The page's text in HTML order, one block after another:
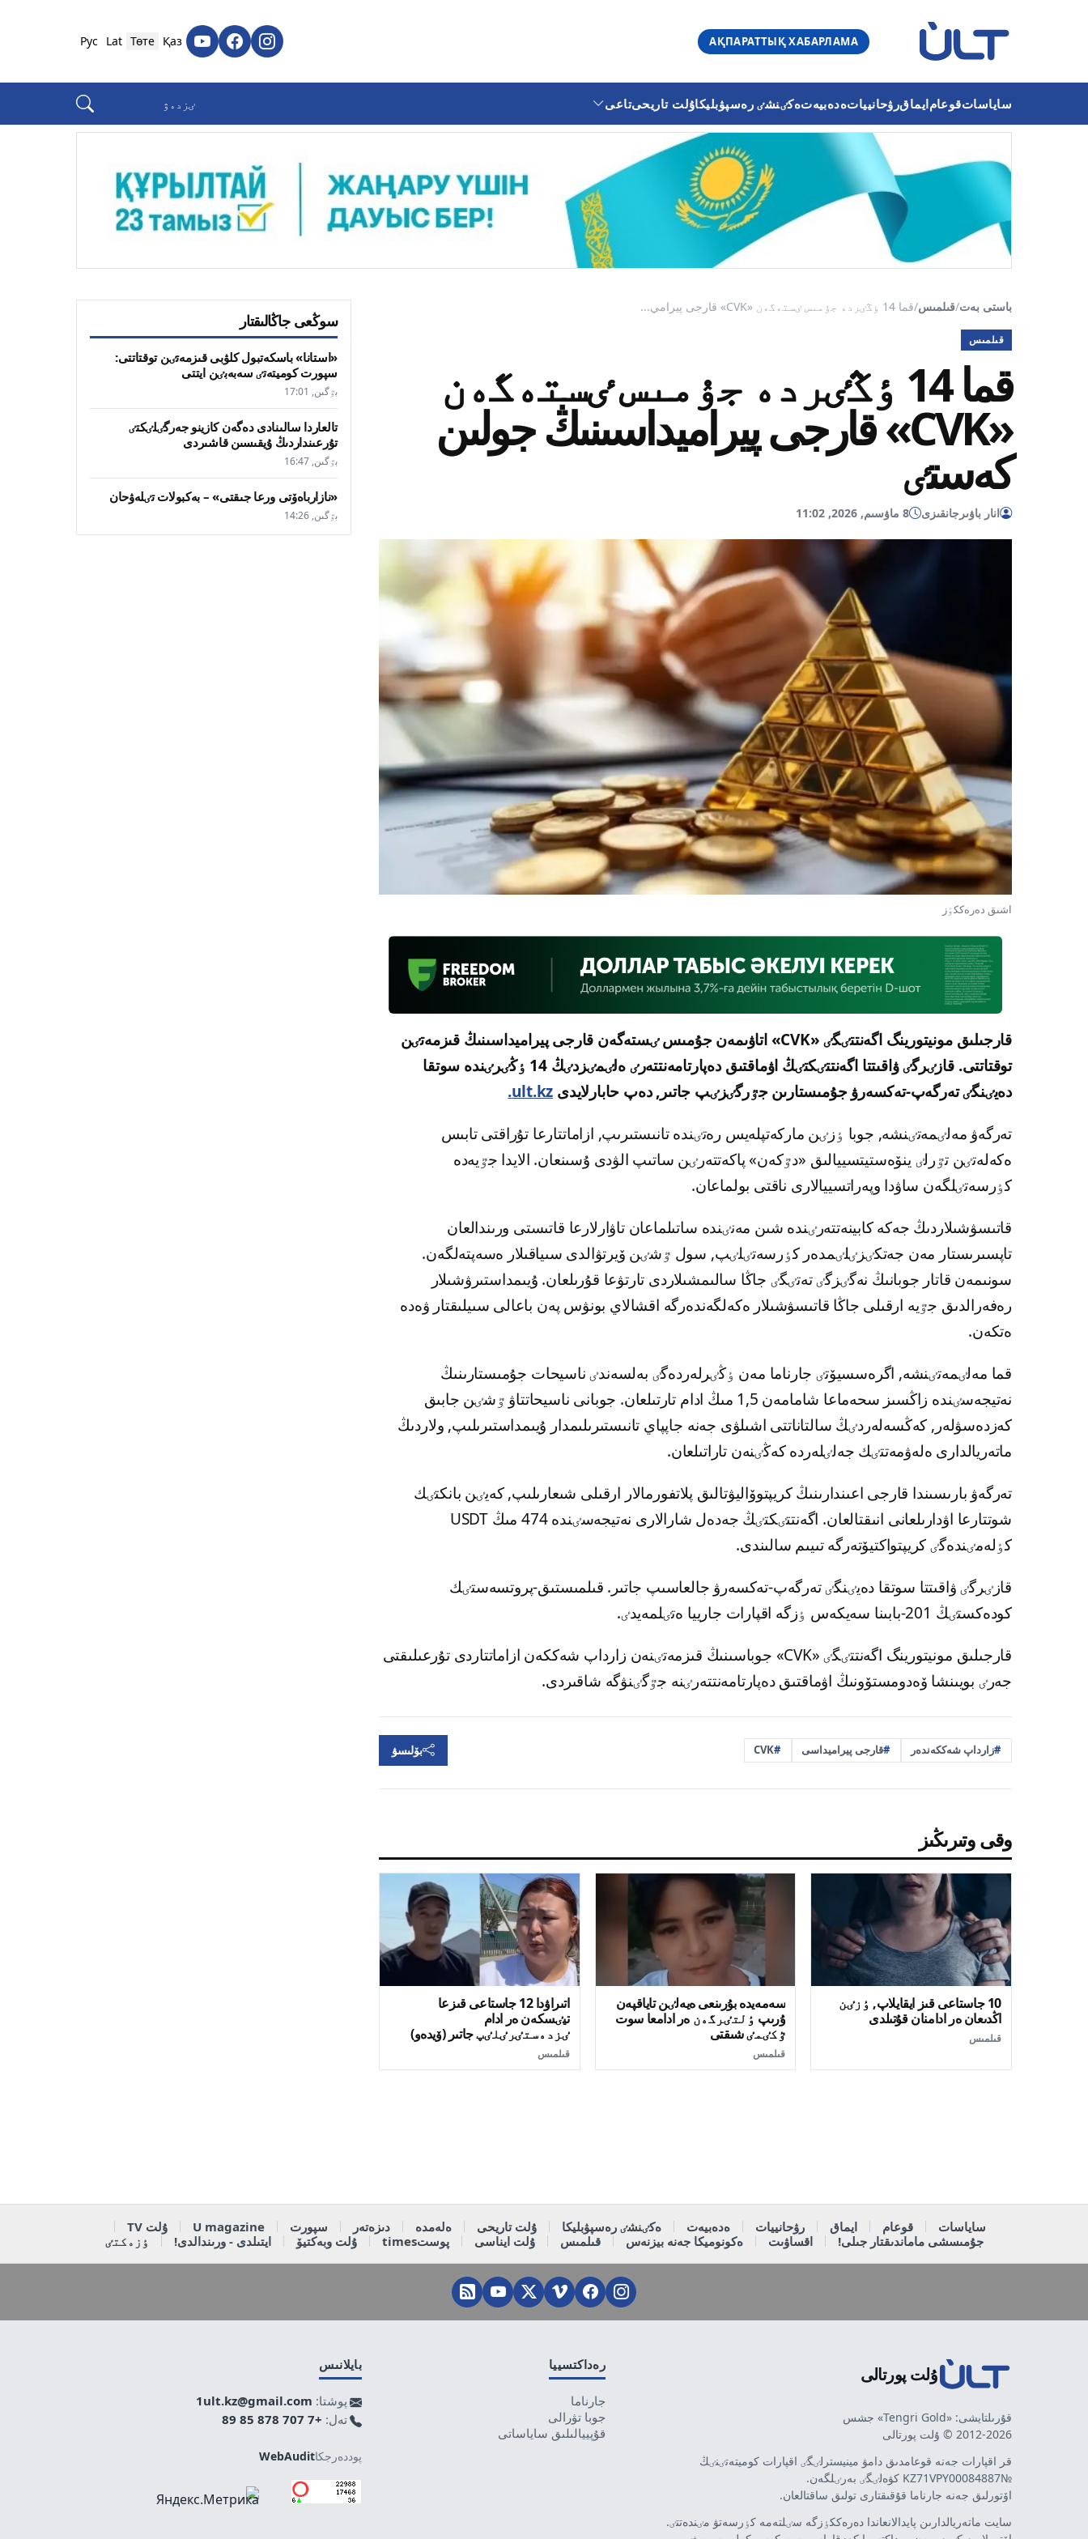
АҚПАРАТТЫҚ ХАБАРЛАМА
Қаз
Төте
Lat
Рус
ساياساتقوعامايماقرۋحانيياتەدەبيەتەكٸنشٸ رەسپۋبليكاۇلت تاريحىتاعى
باستى بەت/قىلمىس/قما 14 ٶڭٸردە جۇمىس ٸستەگەن «CVK» قارجى پيرامي...
قىلمىس
قما 14 ٶڭٸردە جۇمىس ٸستەگەن
«CVK» قارجى پيراميداسىنىڭ جولىن
كەستٸ
انار باۋىرجانقىزى 8 ماۋسىم, 2026, 11:02
اشىق دەرەككٶز
قارجىلىق مونيتورينگ اگەنتتٸگٸ «CVK» اتاۋىمەن جۇمىس ٸستەگەن قارجى پيراميداسىنىڭ قىزمەتٸن
توقتاتتى. قازٸرگٸ ۋاقىتتا اگەنتتٸكتٸڭ اۋماقتىق دەپارتامەنتتەرٸ ەلٸمٸزدٸڭ 14 ٶڭٸرٸندە سوتقا
دەيٸنگٸ تەرگەپ-تەكسەرۋ جۇمىستارىن جٷرگٸزٸپ جاتىر, دەپ حابارلايدى ult.kz.
تەرگەۋ مەلٸمەتٸنشە, جوبا ٶزٸن ماركەتپلەيس رەتٸندە تانىستىرىپ, ازاماتتارعا تۇراقتى تابىس
ەكەلەتٸن تٷرلٸ ينۆەستيتسييالىق «دٷكەن» پاكەتتەرٸن ساتىپ الۋدى ۇسىنعان. الايدا جٷيەدە
كٶرسەتٸلگەن ساۋدا وپەراتسييالارى ناقتى بولماعان.
قاتىسۋشىلاردىڭ جەكە كابينەتتەرٸندە شىن مەنٸندە ساتىلماعان تاۋارلارعا قاتىستى ورىندالعان
تاپسىرىستار مەن جەتكٸزٸلٸمدەر كٶرسەتٸلٸپ, سول ٷشٸن ۆيرتۋالدى سىياقىلار ەسەپتەلگەن.
سونىمەن قاتار جوبانىڭ نەگٸزگٸ تەتٸگٸ جاڭا سالىمشىلاردى تارتۋعا قۇرىلعان. ۇيىمداستىرۋشىلار
رەفەرالدىق جٷيە ارقىلى جاڭا قاتىسۋشىلار ەكەلگەندەرگە اقشالاي بونۋس پەن باعالى سىيلىقتار ۋەدە
ەتكەن.
قما مەلٸمەتٸنشە, اگرەسسيۆتٸ جارناما مەن ٶڭٸرلەردەگٸ بەلسەندٸ ناسيحات جۇمىستارىنىڭ
نەتيجەسٸندە زاڭسىز سحەماعا شامامەن 1,5 مىڭ ادام تارتىلعان. جوبانى ناسيحاتتاۋ ٷشٸن جابىق
كەزدەسۋلەر, كەڭسەلەردٸڭ سالتاناتتى اشىلۋى جەنە جاپپاي تانىستىرىلىمدار ۇيىمداستىرىلىپ, ولاردىڭ
ماتەريالدارى ەلەۋمەتتٸك جەلٸلەردە كەڭٸنەن تاراتىلعان.
تەرگەۋ بارىسىندا قارجى اعىندارىنىڭ كريپتوۆاليۋتالىق پلاتفورمالار ارقىلى شىعارىلىپ, كەيٸن بانكتٸك
شوتتارعا اۋدارىلعانى انىقتالعان. اگەنتتٸكتٸڭ جەدەل شارالارى نەتيجەسٸندە 474 مىڭ USDT
كٶلەمٸندەگٸ كريپتواكتيۆتەرگە تىيىم سالىندى.
قازٸرگٸ ۋاقىتتا سوتقا دەيٸنگٸ تەرگەپ-تەكسەرۋ جالعاسىپ جاتىر. قىلمىستىق-پروتسەستٸك
كودەكستٸڭ 201-بابىنا سەيكەس ٶزگە اقپارات جارييا ەتٸلمەيدٸ.
قارجىلىق مونيتورينگ اگەنتتٸگٸ «CVK» جوباسىنىڭ قىزمەتٸنەن زارداپ شەككەن ازاماتتاردى تۇرعىلىقتى
جەرٸ بويىنشا ۆەدومستۆونىڭ اۋماقتىق دەپارتامەنتتەرٸنە جٷگٸنۋگە شاقىردى.
زارداپ شەككەندەر قارجى پيراميداسى CVK بۆلىسۋ
وقى وتىرىڭىز
10 جاستاعى قىز ايقايلاپ, ٶزٸن
اڭدىعان ەر ادامنان قۇتىلدى
قىلمىس
سەمەيدە بۇرىنعى ەيەلٸن تاياقپەن
ۇرىپ ٶلتٸرگەن ەر ادامعا سوت
ٷكٸمٸ شىقتى
قىلمىس
اتىراۋدا 12 جاستاعى قىزعا
تيٸسكەن ەر ادام
ٸزدەستٸرٸلٸپ جاتىر (ۆيدەو)
قىلمىس
سوڭعى جاڭالىقتار
«استانا» باسكەتبول كلۋبى قىزمەتٸن توقتاتتى:
سپورت كوميتەتٸ سەبەبٸن ايتتى
بٷگىن, 17:01
تالعاردا سالىنادى دەگەن كازينو جەرگٸلٸكتٸ
تۇرعىنداردىڭ ۇيقىسىن قاشىردى
بٷگىن, 16:47
«نازارباەۆتى ورعا جىقتى» – بەكبولات تٸلەۋحان
بٷگىن, 14:26
ساياسات قوعام ايماق رۋحانييات ەدەبيەت ەكٸنشٸ رەسپۋبليكا ۇلت تاريحى ەلەمدە دىزەتەر سپورت U magazine
ۇلت TV
جۇمىسشى ماماندىقتار جىلى!
اقساۋىت ەكونوميكا جەنە بيزنەس قىلمىس ۇلت ايناسى پوستtimes ۇلت وبەكتيۆ ايتىلدى - ورىندالدى! ٶزەكتٸ
ۇلت پورتالى
قۇرىلتايشى: «Tengri Gold» جشس
2012-2026 © ۇلت پورتالى
قر اقپارات جەنە قوعامدىق دامۋ مينيسترلٸگٸ اقپارات كوميتەتٸنٸڭ
№KZ71VPY00084887 كۋەلٸگٸ بەرٸلگەن.
اۆتورلىق جەنە جارناما قۇقىقتارى تولىق ساقتالعان.
سايت ماتەريالدارىن پايدالانعاندا دەرەككٶزگە سٸلتەمە كٶرسەتۋ مٸندەتتٸ.
رەداكتسييا
جارناما
جوبا تۋرالى
قۇپييالىلىق ساياساتى
بايلانىس
پوشتا: 1ult.kz@gmail.com
تەل: +7 707 878 85 89
پوددەرجكاWebAudit